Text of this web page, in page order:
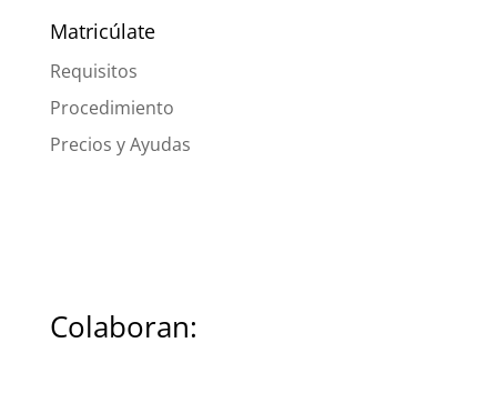
Matricúlate
Requisitos
Procedimiento
Precios y Ayudas
Colaboran: